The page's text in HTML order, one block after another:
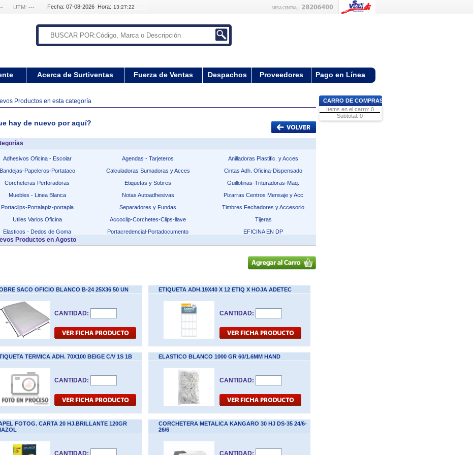
UTM: --- Fecha: 07-08-2026 Hora:
Acerca de Surtiventas Fuerza de Ventas Despachos Proveedores Pago en Línea
Productos en esta categoría
hay de nuevo por aquí?
Adhesivos Oficina - Escolar Agendas - Tarjeteros
Anilladoras Plastific. y Acces
Bandejas-Papeleros-Portataco
Calculadoras Sumadoras y Acces
Cintas Adh. Oficina-Dispensado
Corcheteras Perforadoras
Etiquetas y Sobres
Guillotinas-Trituradoras-Maq.
Muebles - Linea Blanca
Notas Autoadhesivas
Pizarras Centros Mensaje y Acc
Portaclips-Portalapiz-portapla
Separadores y Fundas
Timbres Fechadores y Accesorio
Utiles Varios Oficina
Accoclip-Corchetes-Clips-llave
Tijeras
Elasticos - Dedos de Goma
Portacredencial-Portadocumento EFICINA EN DP
Productos en Agosto
SACO OFICIO BLANCO B-24 25X36 50 UN
CANTIDAD:
ETIQUETA ADH.19X40 X 12 ETIQ X HOJA ADETEC
CANTIDAD:
TERMICA ADH. 70X100 BEIGE C/V 1S 1B
CANTIDAD:
ELASTICO BLANCO 1000 GR 60/1.6MM HAND
CANTIDAD:
FOTOG. CARTA 20 HJ.BRILLANTE 120GR
CANTIDAD:
CORCHETERA METALICA KANGARO 30 HJ DS-35 24/6-
26/6
CANTIDAD:
CARRO DE COMPRAS
Items en el carro: 0
Subtotal: 0